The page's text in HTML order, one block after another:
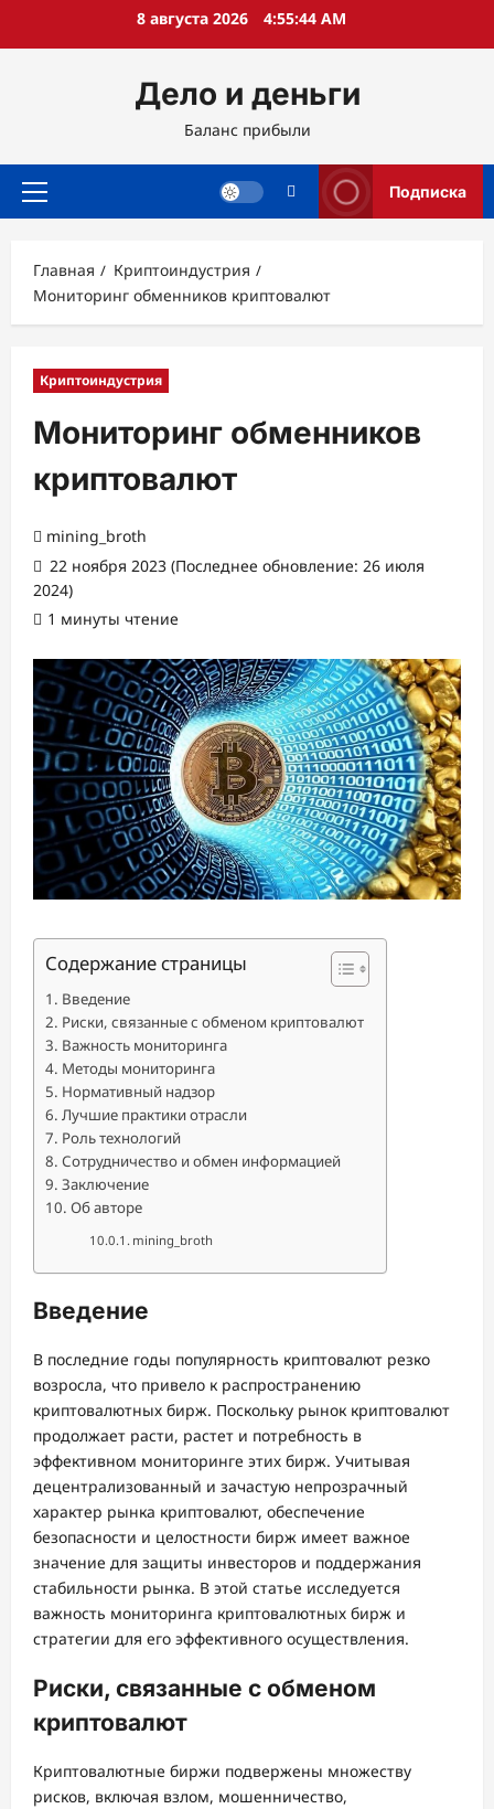
8 августа 2026 4:55:45 AM
Дело и деньги
Баланс прибыли
Основное
Подписка
Главная
Криптоиндустрия
Мониторинг обменников криптовалют
Криптоиндустрия
Мониторинг обменников
криптовалют
mining_broth
22 ноября 2023 (Последнее обновление: 26 июля
2024)
1 минуты чтение
Содержание страницы
Введение
Риски, связанные с обменом криптовалют
Важность мониторинга
Методы мониторинга
Нормативный надзор
Лучшие практики отрасли
Роль технологий
Сотрудничество и обмен информацией
Заключение
Об авторе
mining_broth
Введение
В последние годы популярность криптовалют резко
возросла, что привело к распространению
криптовалютных бирж. Поскольку рынок криптовалют
продолжает расти, растет и потребность в
эффективном мониторинге этих бирж. Учитывая
децентрализованный и зачастую непрозрачный
характер рынка криптовалют, обеспечение
безопасности и целостности бирж имеет важное
значение для защиты инвесторов и поддержания
стабильности рынка. В этой статье исследуется
важность мониторинга криптовалютных бирж и
стратегии для его эффективного осуществления.
Риски, связанные с обменом
криптовалют
Криптовалютные биржи подвержены множеству
рисков, включая взлом, мошенничество,